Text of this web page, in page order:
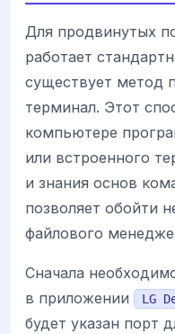
Для продвинутых
работает
существует метод
терминал. Этот
компьютере
или встроенного
и знания основ
позволяет обойти
файлового
Сначала
в приложении
LG
будет указан порт